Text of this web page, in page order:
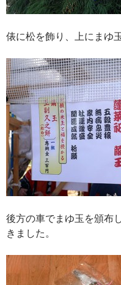
俵に松を飾り、上にまゆ
後方の車でまゆ玉を頒布
きました。